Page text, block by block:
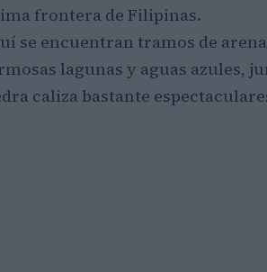
frontera de Filipinas.
se encuentran tramos de
lagunas y aguas azules,
caliza bastante